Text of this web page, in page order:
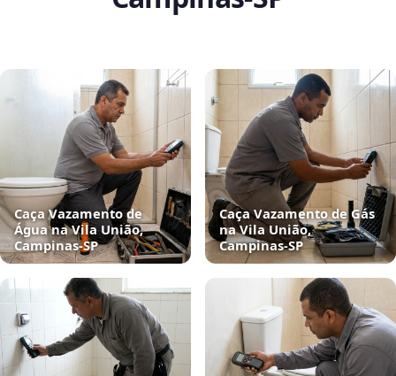
Caça Vazamento de
Água na Vila União,
Campinas‑SP
Caça Vazamento de Gás
na Vila União,
Campinas‑SP